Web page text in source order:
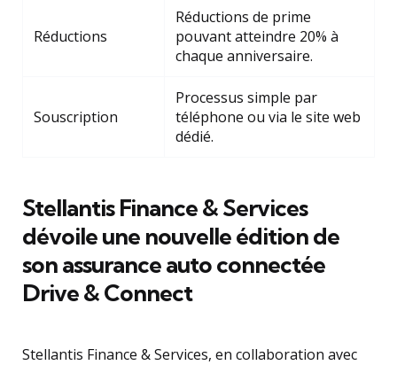
Réductions
Réductions de prime
pouvant atteindre 20% à
chaque anniversaire.
Souscription
Processus simple par
téléphone ou via le site web
dédié.
Stellantis Finance & Services
dévoile une nouvelle édition de
son assurance auto connectée
Drive & Connect
Stellantis Finance & Services, en collaboration avec